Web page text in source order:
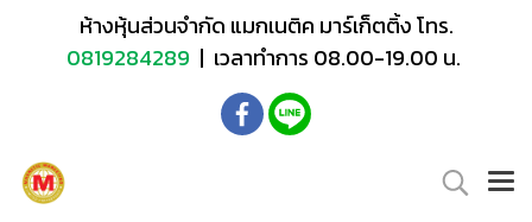
ห้างหุ้นส่วนจำกัด แมกเนติค มาร์เก็ตติ้ง โทร.
0819284289 | เวลาทำการ 08.00-19.00 น.